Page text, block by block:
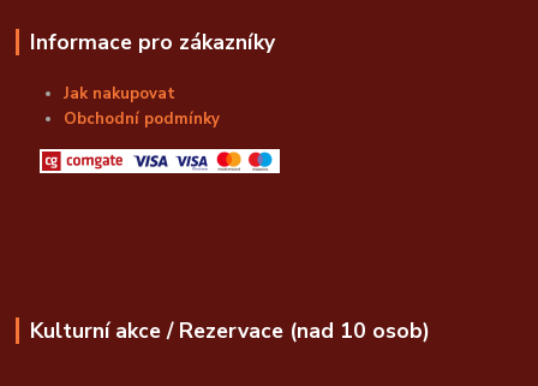
Informace pro zákazníky
Jak nakupovat
Obchodní podmínky
Kulturní akce / Rezervace (nad 10 osob)